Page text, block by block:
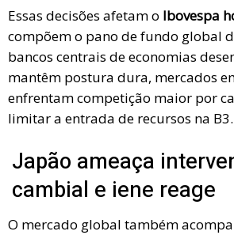
Essas decisões afetam o Ibovespa
compõem o pano de fundo global
bancos centrais de economias
mantêm postura dura, mercados
enfrentam competição maior por
limitar a entrada de recursos na B3.
Japão ameaça
cambial e iene reage
O mercado global também